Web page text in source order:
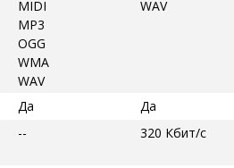
MIDI
MP3
OGG
WMA
WAV
WAV
Да
Да
-- 320 Кбит/с